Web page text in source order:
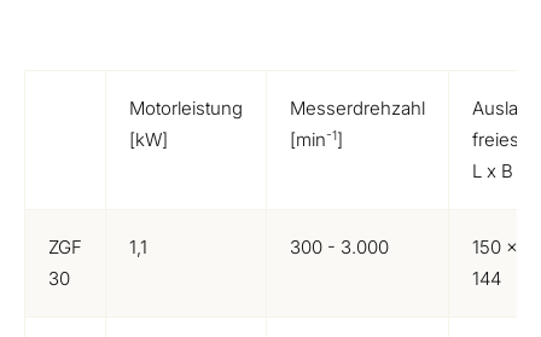
Motorleistung
[kW]
Messerdrehzahl
[min-1]
freies
L x B x
ZGF
30
1,1 300 - 3.000
150 x
144